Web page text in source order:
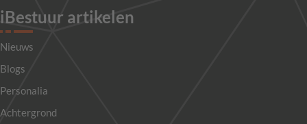
iBestuur artikelen
Nieuws
Blogs
Personalia
Achtergrond